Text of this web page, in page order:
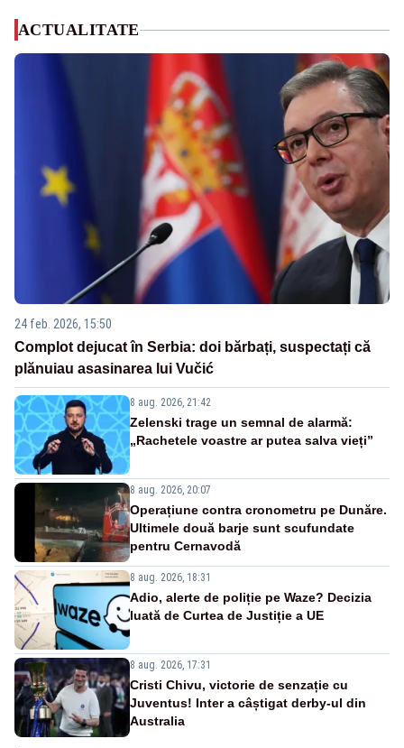
ACTUALITATE
24 feb. 2026, 15:50
Complot dejucat în Serbia: doi bărbați, suspectați că
plănuiau asasinarea lui Vučić
8 aug. 2026, 21:42
Zelenski trage un semnal de alarmă:
„Rachetele voastre ar putea salva vieți”
8 aug. 2026, 20:07
Operațiune contra cronometru pe Dunăre.
Ultimele două barje sunt scufundate
pentru Cernavodă
8 aug. 2026, 18:31
Adio, alerte de poliție pe Waze? Decizia
luată de Curtea de Justiție a UE
8 aug. 2026, 17:31
Cristi Chivu, victorie de senzație cu
Juventus! Inter a câștigat derby-ul din
Australia